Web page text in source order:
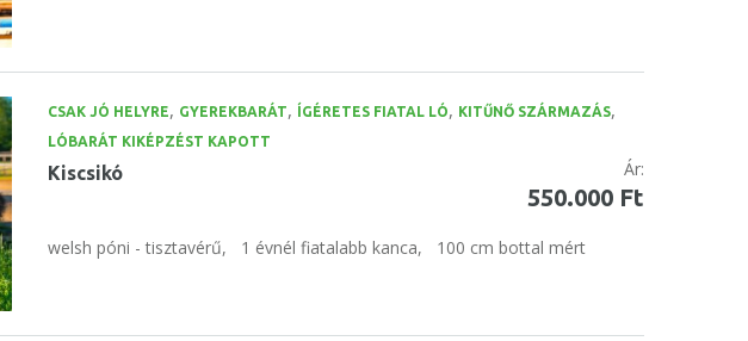
CSAK JÓ HELYRE, GYEREKBARÁT, ÍGÉRETES FIATAL LÓ, KITŰNŐ SZÁRMAZÁS,
LÓBARÁT KIKÉPZÉST KAPOTT
Kiscsikó Ár:
550.000 Ft
welsh póni - tisztavérű, 1 évnél fiatalabb kanca, 100 cm bottal mért